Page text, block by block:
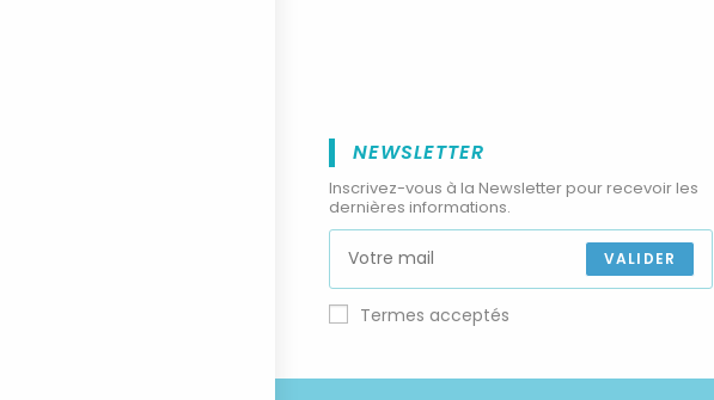
NEWSLETTER
Inscrivez-vous à la Newsletter pour recevoir les
dernières informations.
VALIDER
Termes acceptés